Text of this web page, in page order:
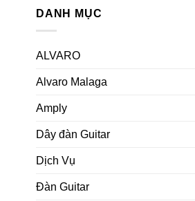
DANH MỤC
ALVARO
Alvaro Malaga
Amply
Dây đàn Guitar
Dịch Vụ
Đàn Guitar